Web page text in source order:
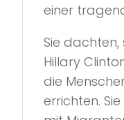
einer
Sie dachten,
Hillary
die
errichten.